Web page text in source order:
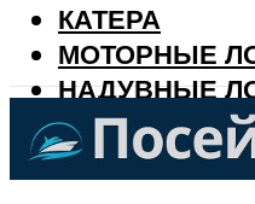
КАТЕРА
МОТОРНЫЕ
НАДУВНЫЕ
РЫБАЛКА
КАЛЕНДАРЬ